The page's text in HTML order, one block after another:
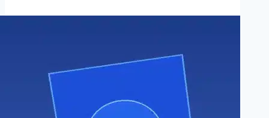
آپریشن
بعد
کی